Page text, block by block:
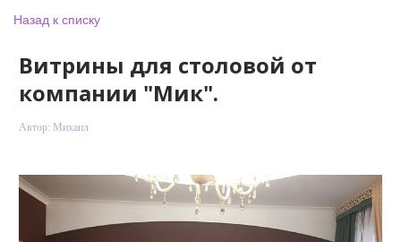
Назад к списку
Витрины для столовой от
компании "Мик".
Автор: Михаил